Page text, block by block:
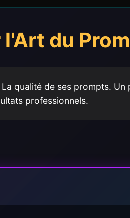
du
La qualité de ses prompts.
professionnels.